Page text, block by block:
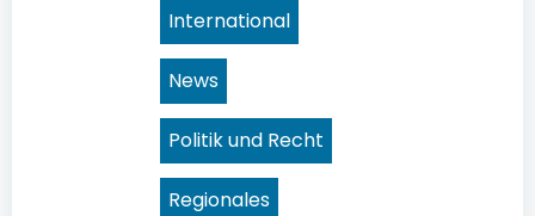
International
News
Politik und Recht
Regionales